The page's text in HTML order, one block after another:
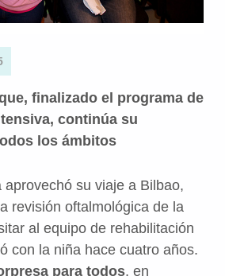
finalizado el programa de
continúa su
los ámbitos
aprovechó su viaje a Bilbao,
revisión oftalmológica de la
al equipo de rehabilitación
con la niña hace cuatro años.
para todos, en